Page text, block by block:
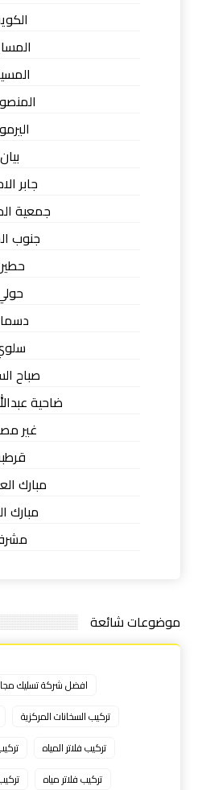
بيان
جابر
جمعية
جنوب
صباح
ضاحية
غير
مبارك
مبارك
موضوعات شائعة
افضل شركة تسليك
تركيب السخانات المركزية
تركيب فلاتر المياه
تركيب فلاتر مياه